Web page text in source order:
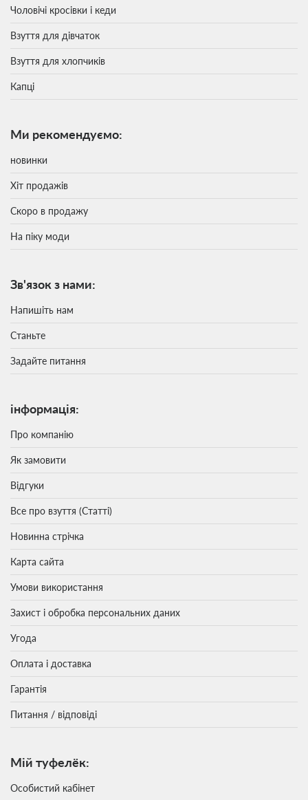
Чоловічі кросівки і кеди
Взуття для дівчаток
Взуття для хлопчиків
Капці
Ми рекомендуємо:
новинки
Хіт продажів
Скоро в продажу
На піку моди
Зв'язок з нами:
Напишіть нам
Станьте
Задайте питання
інформація:
Про компанію
Як замовити
Відгуки
Все про взуття (Статті)
Новинна стрічка
Карта сайта
Умови використання
Захист і обробка персональних даних
Угода
Оплата і доставка
Гарантія
Питання / відповіді
Мій туфелёк:
Особистий кабінет